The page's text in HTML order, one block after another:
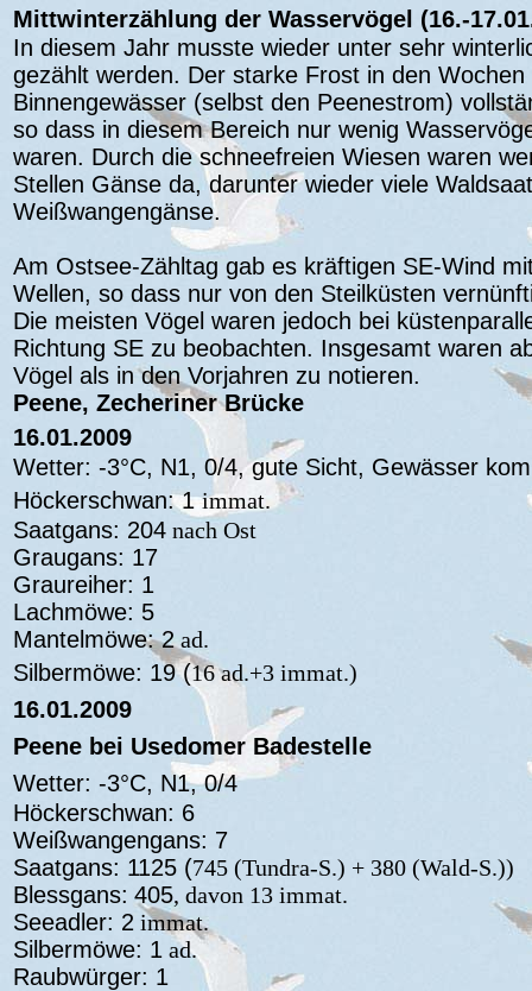
Mittwinterzählung der Wasservögel (16.-
In diesem Jahr musste wieder unter sehr
gezählt werden. Der starke Frost in den
Binnengewässer (selbst den Peenestrom)
so dass in diesem Bereich nur wenig
waren. Durch die schneefreien Wiesen waren
Stellen Gänse da, darunter wieder viele
Weißwangengänse.
Am Ostsee-Zähltag gab es kräftigen SE-Wind
Wellen, so dass nur von den Steilküsten
Die meisten Vögel waren jedoch bei
Richtung SE zu beobachten. Insgesamt waren
Vögel als in den Vorjahren zu notieren.
Peene, Zecheriner Brücke
16.01.2009
Wetter: -3°C, N1, 0/4, gute Sicht, Gewässer
Höckerschwan: 1immat.
Saatgans: 204 nach Ost
Graugans: 17
Graureiher: 1
Lachmöwe: 5
Mantelmöwe: 2 ad.
Silbermöwe: 19 (16 ad.+3 immat.)
16.01.2009
Peene bei Usedomer Badestelle
Wetter: -3°C, N1, 0/4
Höckerschwan: 6
Weißwangengans: 7
Saatgans: 1125 (745 (Tundra-S.) + 380 (Wald-S.))
Blessgans: 405, davon 13 immat.
Seeadler: 2 immat.
Silbermöwe: 1 ad.
Raubwürger: 1